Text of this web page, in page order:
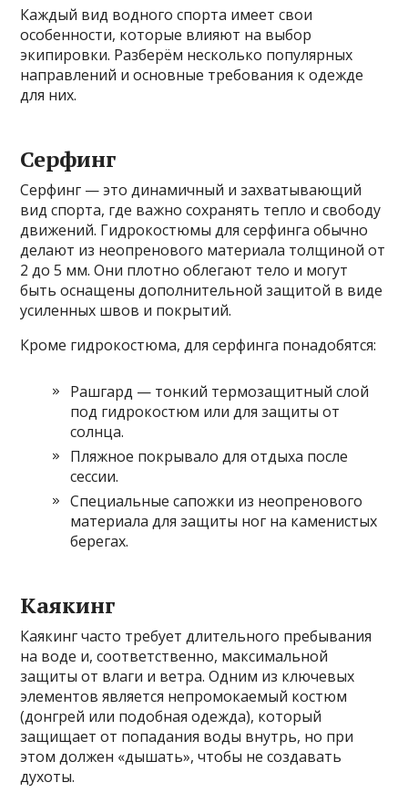
Каждый вид водного спорта имеет свои
особенности, которые влияют на выбор
экипировки. Разберём несколько популярных
направлений и основные требования к одежде
для них.
Серфинг
Серфинг — это динамичный и захватывающий
вид спорта, где важно сохранять тепло и свободу
движений. Гидрокостюмы для серфинга обычно
делают из неопренового материала толщиной от
2 до 5 мм. Они плотно облегают тело и могут
быть оснащены дополнительной защитой в виде
усиленных швов и покрытий.
Кроме гидрокостюма, для серфинга понадобятся:
Рашгард — тонкий термозащитный слой
под гидрокостюм или для защиты от
солнца.
Пляжное покрывало для отдыха после
сессии.
Специальные сапожки из неопренового
материала для защиты ног на каменистых
берегах.
Каякинг
Каякинг часто требует длительного пребывания
на воде и, соответственно, максимальной
защиты от влаги и ветра. Одним из ключевых
элементов является непромокаемый костюм
(донгрей или подобная одежда), который
защищает от попадания воды внутрь, но при
этом должен «дышать», чтобы не создавать
духоты.